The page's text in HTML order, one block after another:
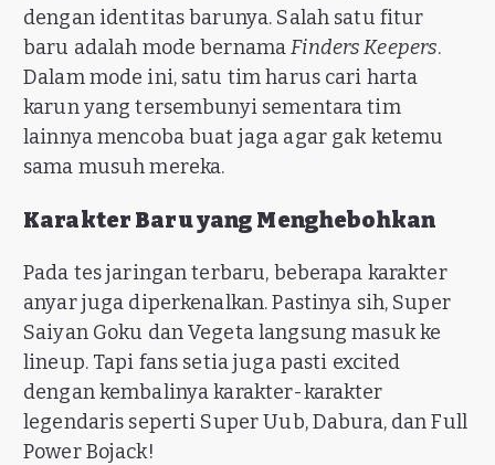
dengan identitas barunya. Salah satu fitur
baru adalah mode bernamaFinders Keepers.
Dalam mode ini, satu tim harus cari harta
karun yang tersembunyi sementara tim
lainnya mencoba buat jaga agar gak ketemu
sama musuh mereka.
Karakter Baru yang Menghebohkan
Pada tes jaringan terbaru, beberapa karakter
anyar juga diperkenalkan. Pastinya sih, Super
Saiyan Goku dan Vegeta langsung masuk ke
lineup. Tapi fans setia juga pasti excited
dengan kembalinya karakter-karakter
legendaris seperti Super Uub, Dabura, dan Full
Power Bojack!